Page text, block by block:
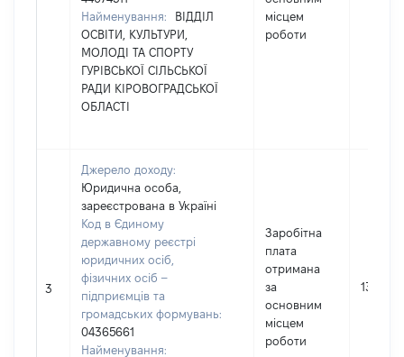
Найменування:
ВІДДІЛ
ОСВІТИ, КУЛЬТУРИ,
МОЛОДІ ТА СПОРТУ
ГУРІВСЬКОЇ СІЛЬСЬКОЇ
РАДИ КІРОВОГРАДСЬКОЇ
ОБЛАСТІ
місцем
роботи
3
Джерело доходу:
Юридична особа,
зареєстрована в Україні
Код в Єдиному
державному реєстрі
юридичних осіб,
фізичних осіб –
підприємців та
громадських формувань:
04365661
Найменування:
Заробітна
плата
отримана
за
основним
місцем
роботи
136656